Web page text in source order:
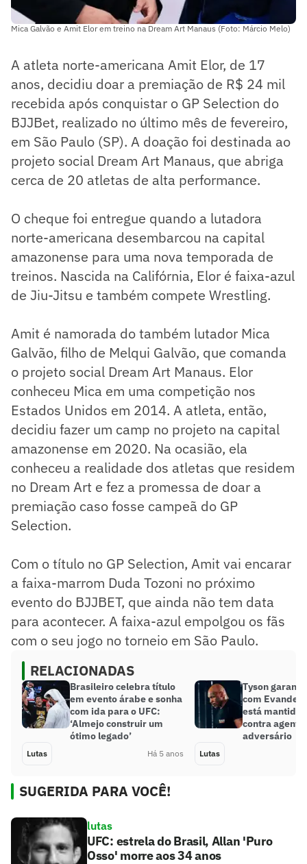
Mica Galvão e Amit Elor em treino na Dream Art Manaus (Foto: Márcio Melo)
A atleta norte-americana Amit Elor, de 17
anos, decidiu doar a premiação de R$ 24 mil
recebida após conquistar o GP Selection do
BJJBet, realizado no último mês de fevereiro,
em São Paulo (SP). A doação foi destinada ao
projeto social Dream Art Manaus, que abriga
cerca de 20 atletas de alta performance.
O cheque foi entregue quando a lutadora
norte-americana desembarcou na capital
amazonense para uma nova temporada de
treinos. Nascida na Califórnia, Elor é faixa-azul
de Jiu-Jitsu e também compete Wrestling.
Amit é namorada do também lutador Mica
Galvão, filho de Melqui Galvão, que comanda
o projeto social Dream Art Manaus. Elor
conheceu Mica em uma competição nos
Estados Unidos em 2014. A atleta, então,
decidiu fazer um camp no projeto na capital
amazonense em 2020. Na ocasião, ela
conheceu a realidade dos atletas que residem
no Dream Art e fez a promessa de doar a
premiação caso fosse campeã do GP
Selection.
Com o título no GP Selection, Amit vai encarar
a faixa-marrom Duda Tozoni no próximo
evento do BJJBET, que ainda não tem data
para acontecer. A faixa-azul empolgou os fãs
com o seu jogo no torneio em São Paulo.
RELACIONADAS
Brasileiro celebra título
em evento árabe e sonha
com ida para o UFC:
‘Almejo construir um
ótimo legado’
Lutas Há 5 anos
Tyson
com Evander
está mantida
contra
adversário
Lutas
SUGERIDA PARA VOCÊ!
lutas
UFC: estrela do Brasil, Allan 'Puro
Osso' morre aos 34 anos